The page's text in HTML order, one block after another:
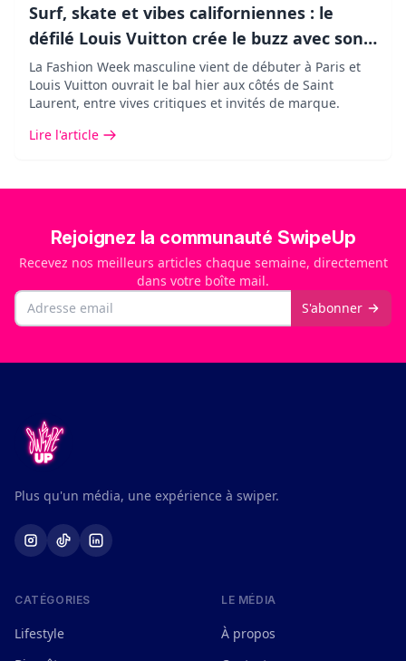
Surf, skate et vibes californiennes : le
défilé Louis Vuitton crée le buzz avec son
décor XXL !
La Fashion Week masculine vient de débuter à Paris et
Louis Vuitton ouvrait le bal hier aux côtés de Saint
Laurent, entre vives critiques et invités de marque.
Lire l'article
Rejoignez la communauté SwipeUp
Recevez nos meilleurs articles chaque semaine, directement
dans votre boîte mail.
Email S'abonner
Plus qu'un média, une expérience à swiper.
CATÉGORIES
Lifestyle
LE MÉDIA
À propos